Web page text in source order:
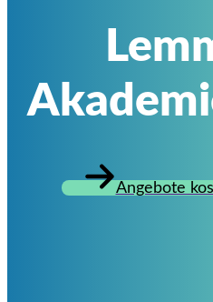
Angebote